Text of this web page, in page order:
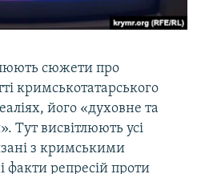
сюжети про
кримськотатарського
його «духовне та
Тут висвітлюють усі
з кримськими
факти репресій проти